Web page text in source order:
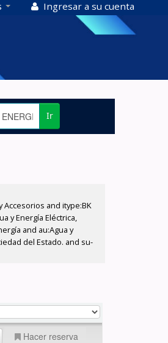
Ingresar a su cuenta
Ir
Accesorios and itype:BK
y Energía Eléctrica,
and au:Agua y
del Estado. and su-
Hacer reserva